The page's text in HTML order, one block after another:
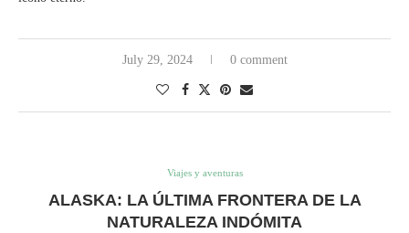
July 29, 2024 0 comment
Viajes y aventuras
ALASKA: LA ÚLTIMA FRONTERA DE LA
NATURALEZA INDÓMITA